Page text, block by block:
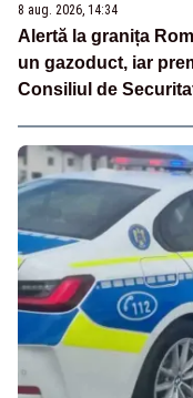
8 aug. 2026, 14:34
Alertă la granița
un gazoduct, iar
Consiliul de